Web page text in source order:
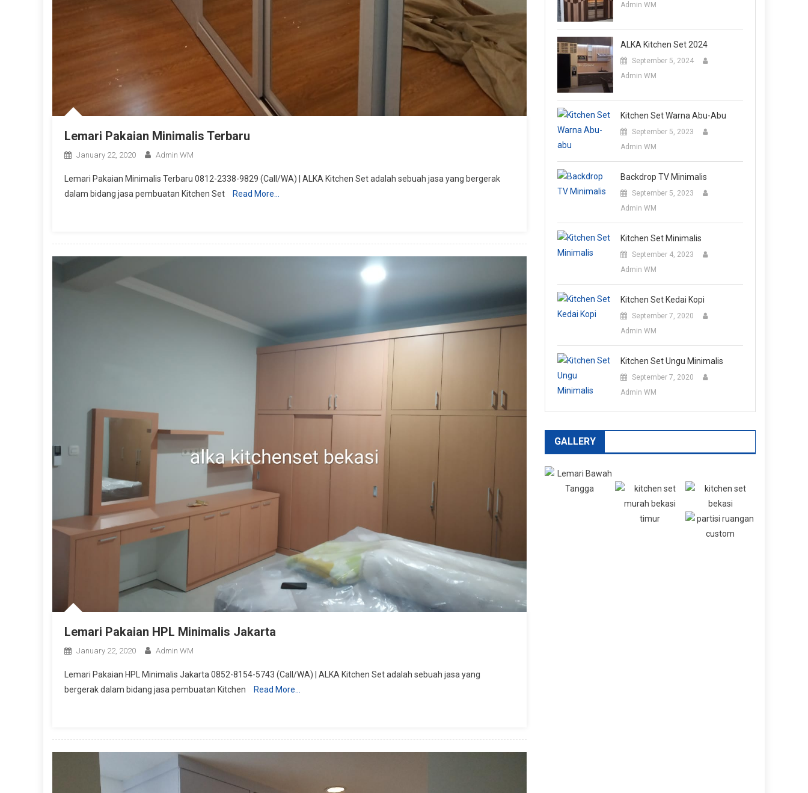
Lemari Pakaian Minimalis Terbaru
January 22, 2020 Admin WM
Lemari Pakaian Minimalis Terbaru 0812-2338-9829 (Call/WA) | ALKA Kitchen Set adalah sebuah jasa yang bergerak
dalam bidang jasa pembuatan Kitchen Set
Read More…
Lemari Pakaian HPL Minimalis Jakarta
January 22, 2020 Admin WM
Lemari Pakaian HPL Minimalis Jakarta 0852-8154-5743 (Call/WA) | ALKA Kitchen Set adalah sebuah jasa yang
bergerak dalam bidang jasa pembuatan Kitchen
Read More…
Admin WM
ALKA Kitchen Set 2024
September 5, 2024
Admin WM
Kitchen Set Warna Abu-Abu
September 5, 2023
Admin WM
Backdrop TV Minimalis
September 5, 2023
Admin WM
Kitchen Set Minimalis
September 4, 2023
Admin WM
Kitchen Set Kedai Kopi
September 7, 2020
Admin WM
Kitchen Set Ungu Minimalis
September 7, 2020
Admin WM
GALLERY